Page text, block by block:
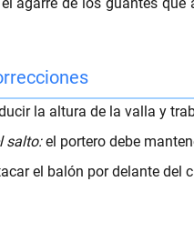
la altura de la valla y
salto:el portero debe
el balón por delante del